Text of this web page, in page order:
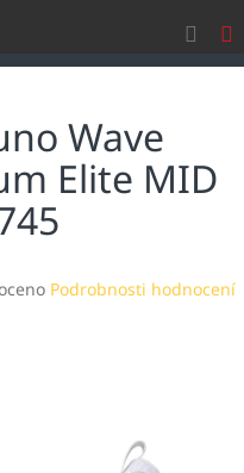
Wave
Elite MID
Podrobnosti hodnocení